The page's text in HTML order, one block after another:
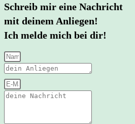
Schreib mir eine Nachricht
mit deinem Anliegen!
Ich melde mich bei dir!